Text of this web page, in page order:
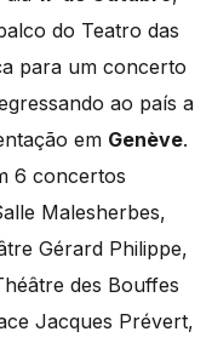
do Teatro das
para um concerto
ao país a
em Genève.
6 concertos
Malesherbes,
Gérard Philippe,
des Bouffes
Jacques Prévert,